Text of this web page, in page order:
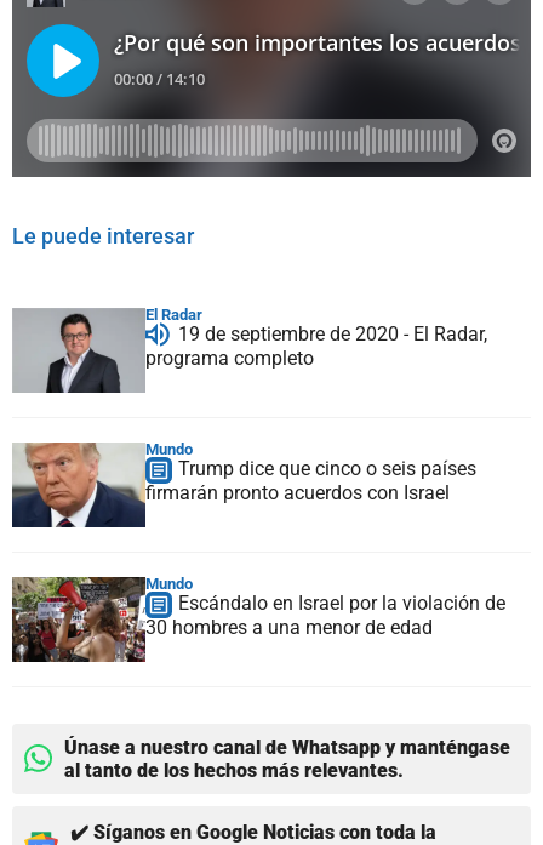
Le puede interesar
El Radar
19 de septiembre de 2020 - El Radar,
programa completo
Mundo
Trump dice que cinco o seis países
firmarán pronto acuerdos con Israel
Mundo
Escándalo en Israel por la violación de
30 hombres a una menor de edad
Únase a nuestro canal de Whatsapp y manténgase
al tanto de los hechos más relevantes.
✔️ Síganos en Google Noticias con toda la